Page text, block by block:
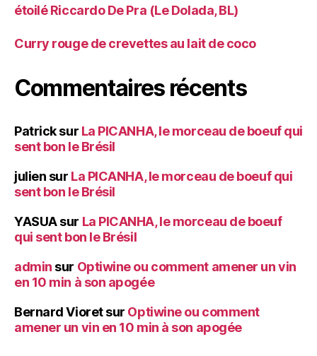
étoilé Riccardo De Pra (Le Dolada, BL)
Curry rouge de crevettes au lait de coco
Commentaires récents
Patricksur La PICANHA, le morceau de boeuf qui
sent bon le Brésil
julien sur La PICANHA, le morceau de boeuf qui
sent bon le Brésil
YASUAsur La PICANHA, le morceau de boeuf
qui sent bon le Brésil
admin sur Optiwine ou comment amener un vin
en 10 min à son apogée
Bernard Vioretsur Optiwine ou comment
amener un vin en 10 min à son apogée